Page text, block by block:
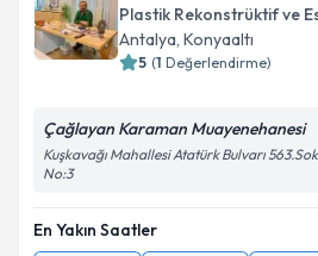
Plastik Rekonstrüktif ve
Antalya, Konyaaltı
5 (1 Değerlendirme)
Çağlayan Karaman Muayenehanesi
Kuşkavağı Mahallesi Atatürk Bulvarı
No:3
En Yakın Saatler